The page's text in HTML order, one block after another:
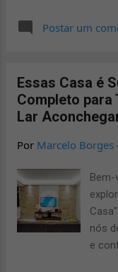
Jass:
Lord?
a
Postar um
Essas Casa é
Completo para
Lar
Por Marcelo Borges
Bem-
nós
e